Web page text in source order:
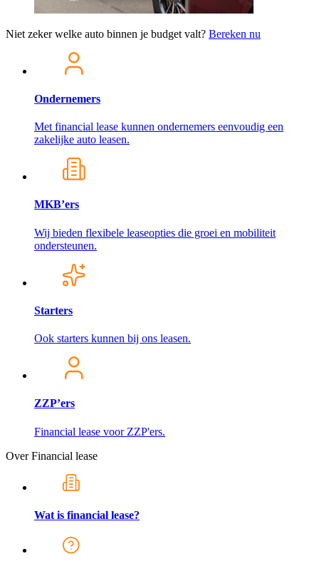
Niet zeker welke auto binnen je budget valt? Bereken nu
Ondernemers
Met financial lease kunnen ondernemers eenvoudig een
zakelijke auto leasen.
MKB’ers
Wij bieden flexibele leaseopties die groei en mobiliteit
ondersteunen.
Starters
Ook starters kunnen bij ons leasen.
ZZP’ers
Financial lease voor ZZP'ers.
Over Financial lease
Wat is financial lease?